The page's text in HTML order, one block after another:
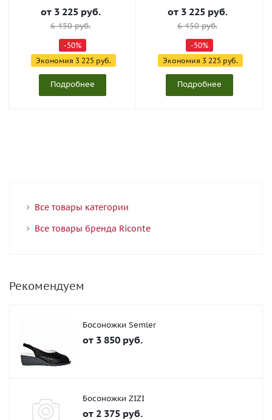
от 3 225 руб.
6 450 руб.
-50%
Экономия 3 225 руб.
Подробнее
от 3 225 руб.
6 450 руб.
-50%
Экономия 3 225 руб.
Подробнее
Все товары категории
Все товары бренда Riconte
Рекомендуем
Босоножки Semler
от 3 850 руб.
Босоножки ZIZI
от 2 375 руб.